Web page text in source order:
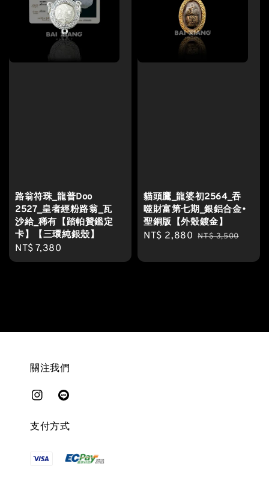
路翁符珠_龍普Doo
2527_皇者經粉路翁_瓦
沙給_稀有【踏帕贊鑑定
卡】【三環純銀殼】
Regular
price
NT$ 7,380
貓頭鷹_龍婆初2564_吞
噬財富第七期_銀鋁合金•
聖銅版【外殼鍍金】
Sale
NT$ 2,880 Regular
NT$ 3,500
關注我們
支付方式